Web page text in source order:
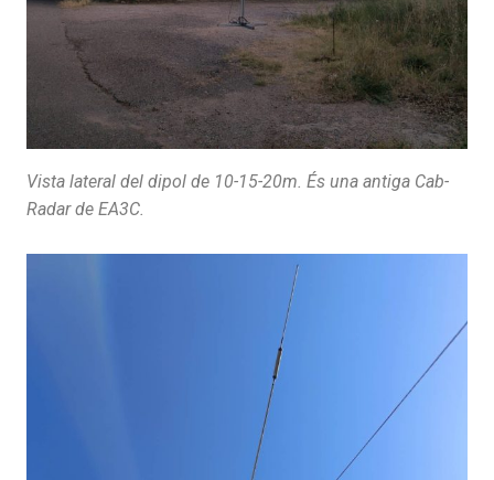
Vista lateral del dipol de 10-15-20m. És una antiga Cab-
Radar de EA3C.